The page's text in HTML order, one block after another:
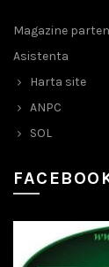
Magazine
Asistenta
Harta site
ANPC
SOL